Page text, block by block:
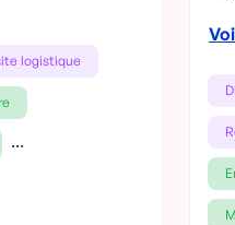
logistique
...